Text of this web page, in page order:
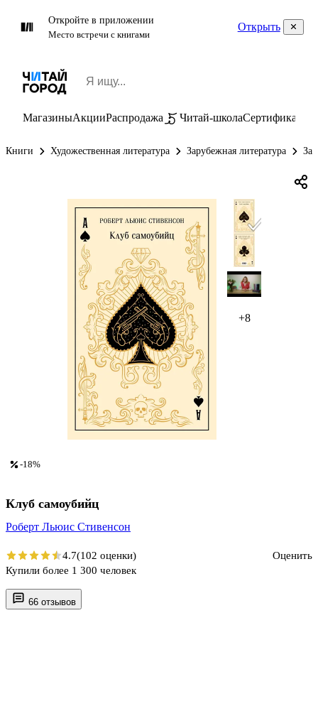
Откройте в приложении
Место встречи с книгами
Открыть
МагазиныАкцииРаспродажа Читай-школаСертификаты
Книги Художественная литература Зарубежная литература
+8
66 отзывов
-18%
Клуб самоубийц
Роберт Льюис Стивенсон
4.7(102 оценки)
Оценить
Купили более 1 300 человек